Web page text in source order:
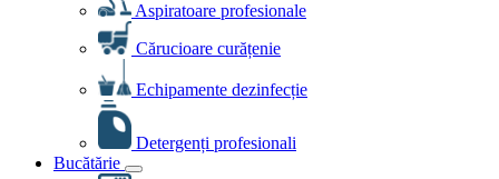
Aspiratoare profesionale
Cărucioare curățenie
Echipamente dezinfecție
Detergenți profesionali
Bucătărie